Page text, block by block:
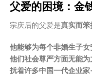
父爱的困境：金
宗庆后的父爱是真实而笨
他能够为每个非婚生子
他们社会尊严方面无能为
扰着许多中国一代企业